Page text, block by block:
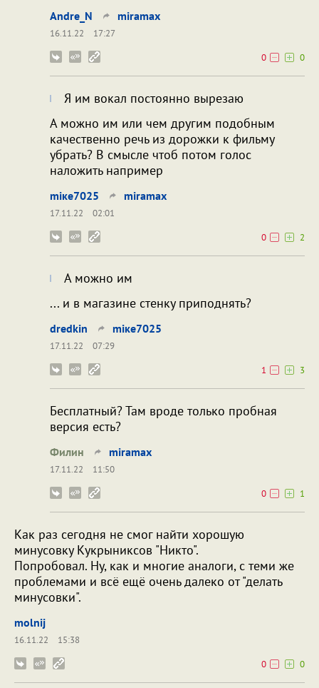
Andre_N miramax
16.11.22
17:27
0
0
Я им вокал постоянно вырезаю
А можно им или чем другим подобным
качественно речь из дорожки к фильму
убрать? В смысле чтоб потом голос
наложить например
miкe7025 miramax
17.11.22
02:01
0
2
А можно им
... и в магазине стенку приподнять?
dredkin miкe7025
17.11.22
07:29
1
3
Бесплатный? Там вроде только пробная
версия есть?
Филин miramax
17.11.22
11:50
0
1
Как раз сегодня не смог найти хорошую
минусовку Кукрыниксов "Никто".
Попробовал. Ну, как и многие аналоги, с теми же
проблемами и всё ещё очень далеко от "делать
минусовки".
molnij
16.11.22
15:38
0
0